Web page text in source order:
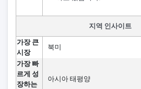
지역 인사이트
가장 큰
시장
북미
가장 빠
르게 성
장하는
아시아 태평양